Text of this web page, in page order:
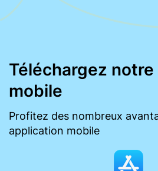
Téléchargez
mobile
Profitez des nombreux
application mobile